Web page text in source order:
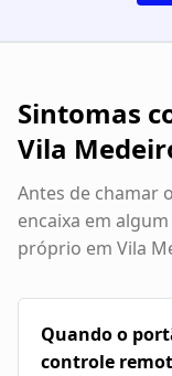
Sintomas
Vila
Antes de chamar
encaixa em
próprio em Vila
Quando o
controle